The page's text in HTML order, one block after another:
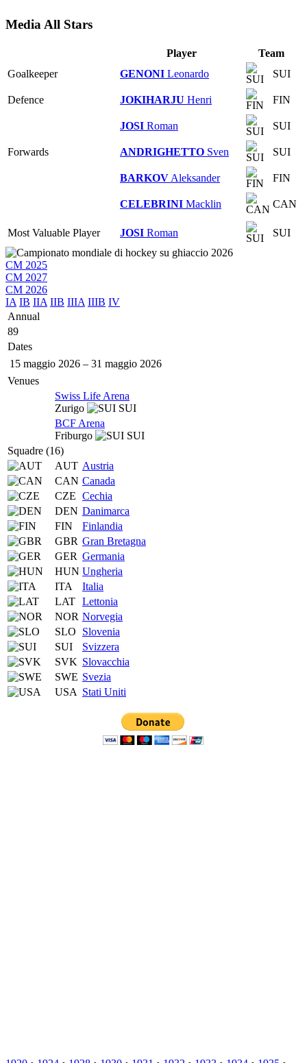
Media All Stars
Player
Team
Goalkeeper
GENONI Leonardo SUI
Defence JOKIHARJU Henri FIN
JOSI Roman SUI
Forwards ANDRIGHETTO Sven SUI
BARKOV Aleksander FIN
CELEBRINI Macklin CAN
Most Valuable Player JOSI Roman SUI
CM 2025
CM 2027
CM 2026
IA IB IIA IIB IIIA IIIB IV
Annual
89
Dates
15 maggio 2026 – 31 maggio 2026
Venues
Swiss Life Arena
Zurigo
SUI
BCF Arena
Friburgo
SUI
Squadre (16)
AUT Austria
CAN Canada
CZE Cechia
DEN Danimarca
FIN
Finlandia
GBR Gran Bretagna
GER Germania
HUN Ungheria
ITA
Italia
LAT Lettonia
NOR Norvegia
SLO
Slovenia
SUI
Svizzera
SVK Slovacchia
SWE Svezia
USA Stati Uniti